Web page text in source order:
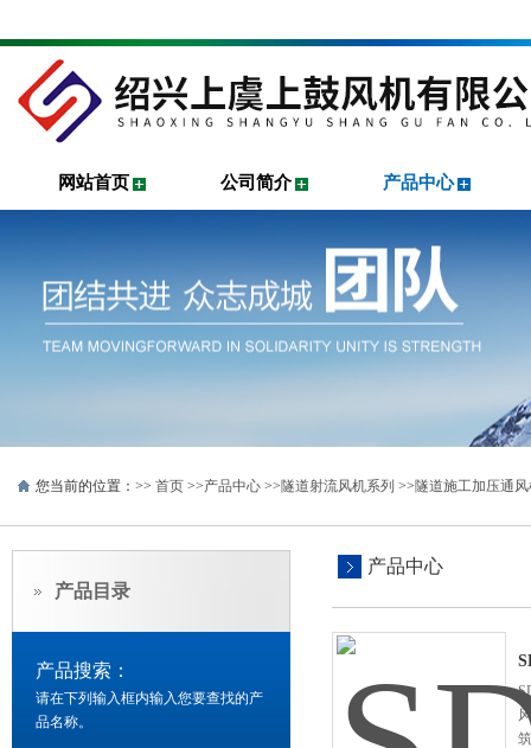
网站首页 公司简介 产品中心
您当前的位置：>> 首页 >>产品中心 >>隧道射流风机系列 >>隧道施工加压通
产品目录
产品搜索：
请在下列输入框内输入您要查找的产
品名称。
产品中心